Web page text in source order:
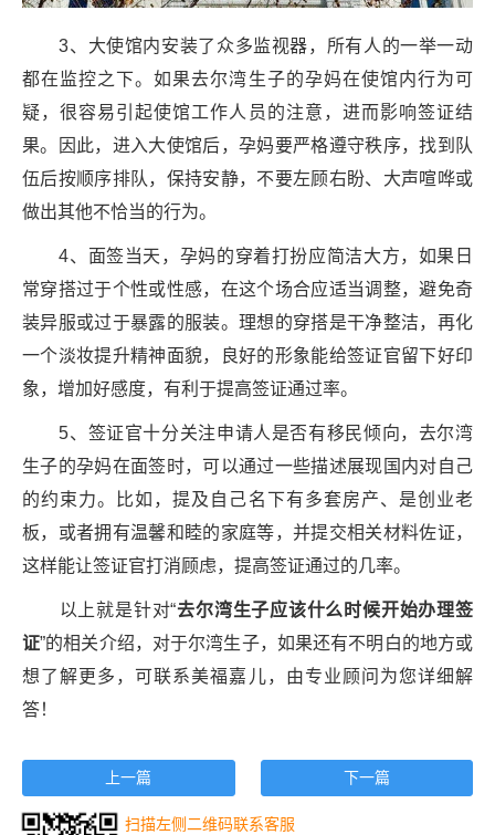
3、大使馆内安装了众多监视器，所有人的一举一动
都在监控之下。如果去尔湾生子的孕妈在使馆内行为可
疑，很容易引起使馆工作人员的注意，进而影响签证结
果。因此，进入大使馆后，孕妈要严格遵守秩序，找到队
伍后按顺序排队，保持安静，不要左顾右盼、大声喧哗或
做出其他不恰当的行为。
4、面签当天，孕妈的穿着打扮应简洁大方，如果日
常穿搭过于个性或性感，在这个场合应适当调整，避免奇
装异服或过于暴露的服装。理想的穿搭是干净整洁，再化
一个淡妆提升精神面貌，良好的形象能给签证官留下好印
象，增加好感度，有利于提高签证通过率。
5、签证官十分关注申请人是否有移民倾向，去尔湾
生子的孕妈在面签时，可以通过一些描述展现国内对自己
的约束力。比如，提及自己名下有多套房产、是创业老
板，或者拥有温馨和睦的家庭等，并提交相关材料佐证，
这样能让签证官打消顾虑，提高签证通过的几率。
以上就是针对“去尔湾生子应该什么时候开始办理签
证”的相关介绍，对于尔湾生子，如果还有不明白的地方或
想了解更多，可联系美福嘉儿，由专业顾问为您详细解
答！
上一篇 下一篇
扫描左侧二维码联系客服